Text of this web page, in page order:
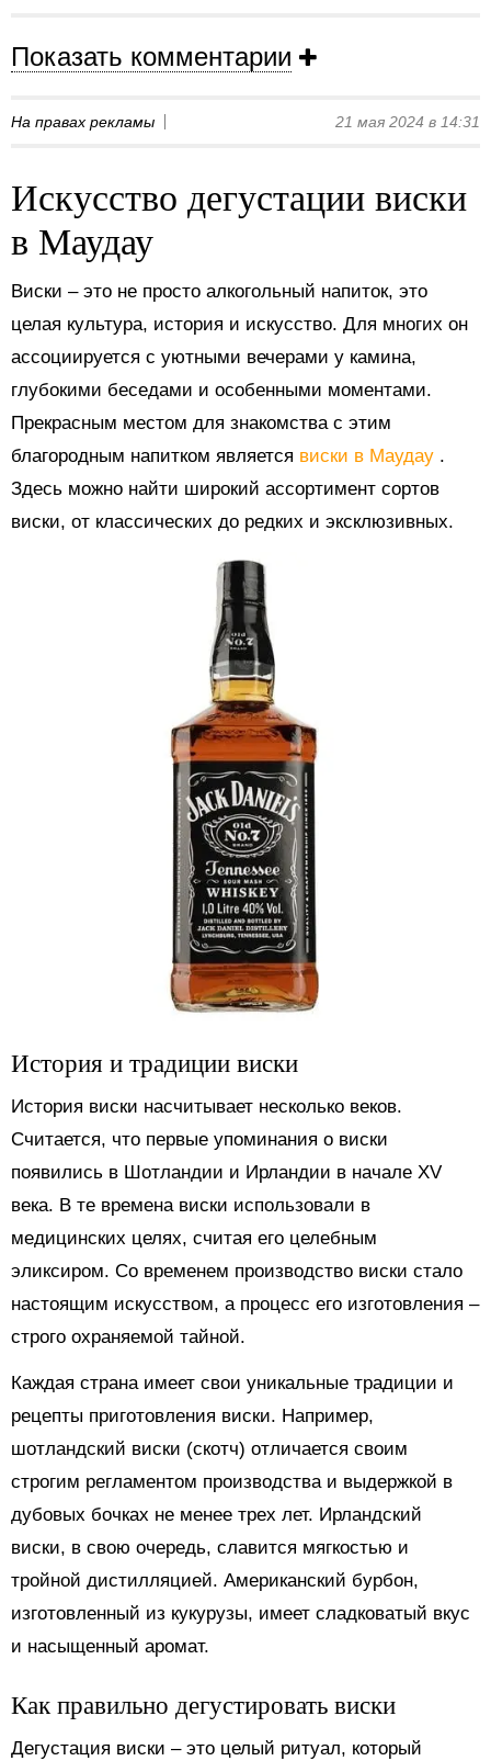
Показать комментарии
На правах рекламы 21 мая 2024 в 14:31
Искусство дегустации виски
в Маудау
Виски – это не просто алкогольный напиток, это
целая культура, история и искусство. Для многих он
ассоциируется с уютными вечерами у камина,
глубокими беседами и особенными моментами.
Прекрасным местом для знакомства с этим
благородным напитком является виски в Маудау .
Здесь можно найти широкий ассортимент сортов
виски, от классических до редких и эксклюзивных.
История и традиции виски
История виски насчитывает несколько веков.
Считается, что первые упоминания о виски
появились в Шотландии и Ирландии в начале XV
века. В те времена виски использовали в
медицинских целях, считая его целебным
эликсиром. Со временем производство виски стало
настоящим искусством, а процесс его изготовления –
строго охраняемой тайной.
Каждая страна имеет свои уникальные традиции и
рецепты приготовления виски. Например,
шотландский виски (скотч) отличается своим
строгим регламентом производства и выдержкой в
дубовых бочках не менее трех лет. Ирландский
виски, в свою очередь, славится мягкостью и
тройной дистилляцией. Американский бурбон,
изготовленный из кукурузы, имеет сладковатый вкус
и насыщенный аромат.
Как правильно дегустировать виски
Дегустация виски – это целый ритуал, который